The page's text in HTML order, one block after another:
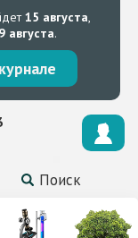
15 августа,
августа.
Поиск